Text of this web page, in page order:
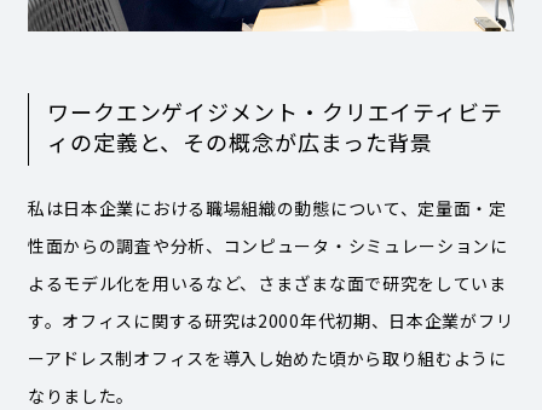
ワークエンゲイジメント・クリエイティビテ
ィの定義と、その概念が広まった背景
私は日本企業における職場組織の動態について、定量面・定
性面からの調査や分析、コンピュータ・シミュレーションに
よるモデル化を用いるなど、さまざまな面で研究をしていま
す。オフィスに関する研究は2000年代初期、日本企業がフリ
ーアドレス制オフィスを導入し始めた頃から取り組むように
なりました。